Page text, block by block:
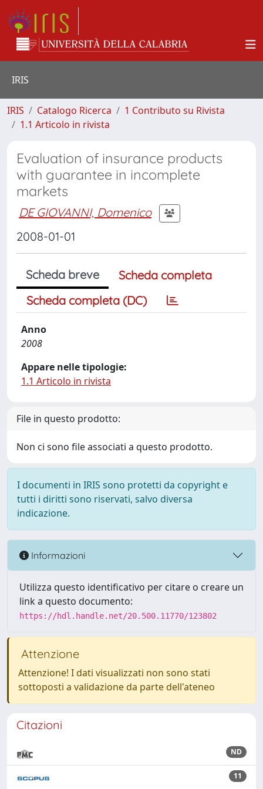
IRIS
IRIS Catalogo Ricerca
1 Contributo su Rivista
1.1 Articolo in rivista
Evaluation of insurance products
with guarantee in incomplete
markets
DE GIOVANNI, Domenico
2008-01-01
Scheda breve
Scheda completa
Scheda completa (DC)
Anno
2008
Appare nelle tipologie:
1.1 Articolo in rivista
File in questo prodotto:
Non ci sono file associati a questo prodotto.
I documenti in IRIS sono protetti da copyright e
tutti i diritti sono riservati, salvo diversa
indicazione.
Informazioni
Utilizza questo identificativo per citare o creare un
link a questo documento:
https://hdl.handle.net/20.500.11770/123802
Attenzione
Attenzione! I dati visualizzati non sono stati
sottoposti a validazione da parte dell'ateneo
Citazioni
ND
11